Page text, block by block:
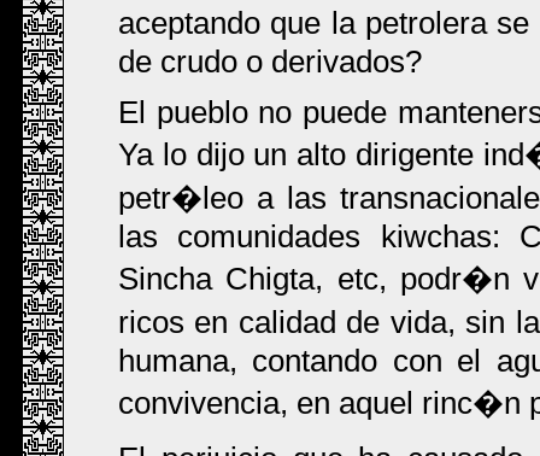
aceptando que la petrolera
de crudo o derivados?
El pueblo no puede
Ya lo dijo un alto dirigente
petr�leo a las
las comunidades kiwchas:
Sincha Chigta, etc, podr�n
ricos en calidad de vida, sin
humana, contando con el
convivencia, en aquel